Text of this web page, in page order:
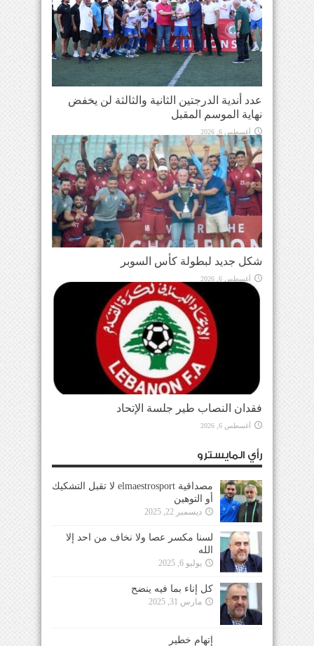
عدد أندية الدرجتين الثانية والثالثة لن يخفض
نهاية الموسم المقبل
أغسطس 6, 2026
شكل جديد لبطولة كأس السوبر
أغسطس 6, 2026
فقدان النصاب طير جلسة الإتحاد
أغسطس 6, 2026
رأي المايسترو
مصداقية elmaestrosport لا تقبل التشكيك
أو التوهين
ديسمبر 22, 2025
لسنا مكسر عصا ولا نخاف من احد إلا
الله
يوليو 6, 2025
كل إناء بما فيه ينضح
مارس 31, 2025
إتهام خطير